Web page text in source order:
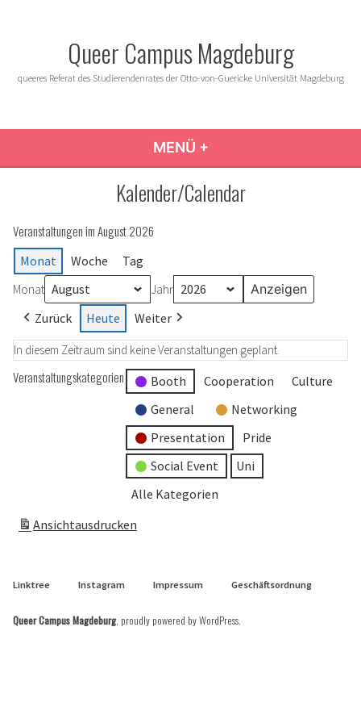
Queer Campus Magdeburg
queeres Referat des Studierendenrates der Otto-von-Guericke Universität Magdeburg
MENÜ +
Kalender/Calendar
Veranstaltungen im August 2026
Monat Woche Tag
Monat Jahr
Zurück Heute Weiter
In diesem Zeitraum sind keine Veranstaltungen geplant.
Veranstaltungskategorien Booth Cooperation
Culture
General
Networking
Presentation
Pride
Social Event
Uni
Alle Kategorien
Ansichtausdrucken
Linktree Instagram Impressum Geschäftsordnung
Queer Campus Magdeburg, proudly powered by WordPress.